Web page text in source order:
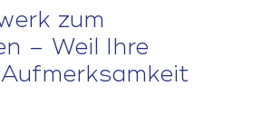
zum
– Weil Ihre